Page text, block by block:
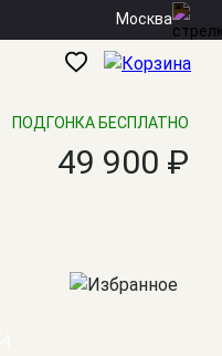
Москва
ПОДГОНКА БЕСПЛАТНО
49 900 ₽